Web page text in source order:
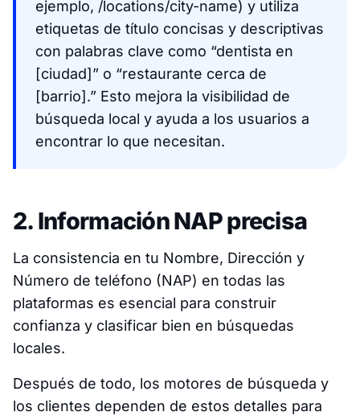
ejemplo, /locations/city-name) y utiliza
etiquetas de título concisas y descriptivas
con palabras clave como “dentista en
[ciudad]” o “restaurante cerca de
[barrio].” Esto mejora la visibilidad de
búsqueda local y ayuda a los usuarios a
encontrar lo que necesitan.
2. Información NAP precisa
La consistencia en tu Nombre, Dirección y
Número de teléfono (NAP) en todas las
plataformas es esencial para construir
confianza y clasificar bien en búsquedas
locales.
Después de todo, los motores de búsqueda y
los clientes dependen de estos detalles para